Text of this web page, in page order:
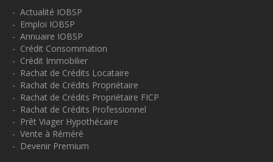
- Actualité IOBSP
- Emploi IOBSP
- Annuaire IOBSP
- Crédit Consommation
- Crédit Immobilier
- Rachat de Crédits Locataire
- Rachat de Crédits Propriétaire
- Rachat de Crédits Propriétaire FICP
- Rachat de Crédits Professionnel
- Prêt Viager Hypothécaire
- Vente à Réméré
- Devenir Premium